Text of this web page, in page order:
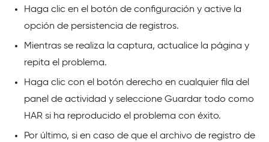
Haga clic en el botón de configuración y active la
opción de persistencia de registros.
Mientras se realiza la captura, actualice la página y
repita el problema.
Haga clic con el botón derecho en cualquier fila del
panel de actividad y seleccione Guardar todo como
HAR si ha reproducido el problema con éxito.
Por último, si en caso de que el archivo de registro de